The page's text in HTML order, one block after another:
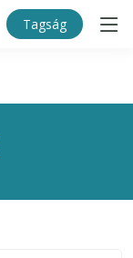
Tagság